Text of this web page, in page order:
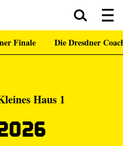
springen
Finale Die Dresdner
Haus 1